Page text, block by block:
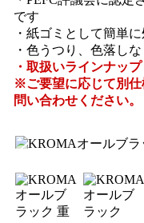
です
・紙ゴミとして簡単
・色うつり、色落しな
・取扱いラインナッ
※ご要望に応じて別仕
問い合わせください。